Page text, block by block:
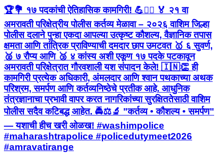
🏆💐 १७ पदकांची ऐतिहासिक कामगिरी! 💪👮‍♂️ 🏅 २१ वा
अमरावती परिक्षेत्रीय पोलीस कर्तव्य मेळावा – २०२६ वाशिम जिल्हा
पोलीस दलाने पुन्हा एकदा आपल्या उत्कृष्ट कौशल्य, वैज्ञानिक तपास
क्षमता आणि तांत्रिक प्राविण्याची दमदार छाप उमटवत 🥇 ६ सुवर्ण,
🥈 ७ रौप्य आणि 🥉 ४ कांस्य अशी एकूण १७ पदके पटकावून
अमरावती परिक्षेत्रात गौरवशाली यश संपादन केले! 🇮🇳👏 ही
कामगिरी प्रत्येक अधिकारी, अंमलदार आणि श्वान पथकाच्या अथक
परिश्रम, समर्पण आणि कर्तव्यनिष्ठेचे प्रतीक आहे. आधुनिक
तंत्रज्ञानाचा प्रभावी वापर करत नागरिकांच्या सुरक्षिततेसाठी वाशिम
पोलीस सदैव कटिबद्ध आहेत. 🚔⚖️🔬 "कर्तव्य • कौशल्य • समर्पण"
— यशाची हीच खरी ओळख! #washimpolice
#maharashtrapolice #policedutymeet2026
#amravatirange